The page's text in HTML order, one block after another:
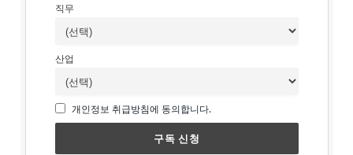
직무
산업
개인정보 취급방침에 동의합니다.